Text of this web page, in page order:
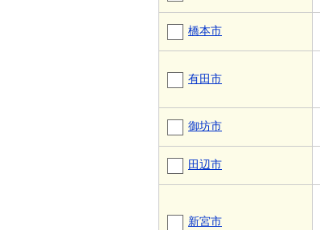
橋本市
有田市
御坊市
田辺市
新宮市